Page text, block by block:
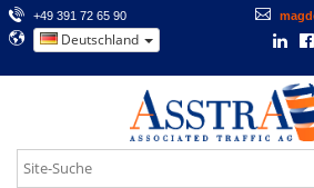
+49 391 72 65 90
Deutschland